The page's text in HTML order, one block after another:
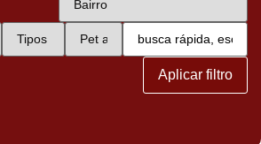
Aplicar filtro